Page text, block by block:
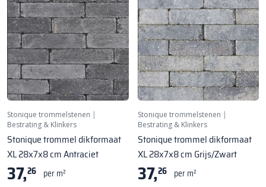
Stonique trommelstenen |
Bestrating & Klinkers
Stonique trommel dikformaat
XL 28x7x8 cm Antraciet
37,26 per m²
Stonique trommelstenen |
Bestrating & Klinkers
Stonique trommel dikformaat
XL 28x7x8 cm Grijs/Zwart
37,26 per m²